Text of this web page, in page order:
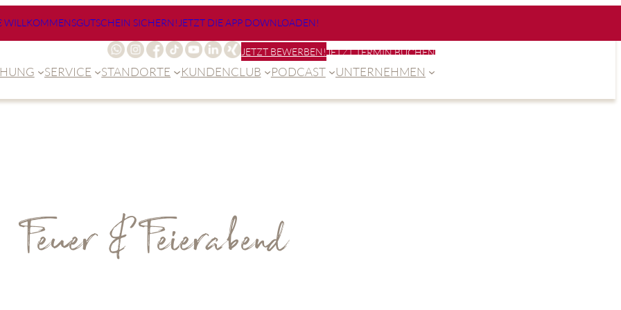
WILLKOMMENSGUTSCHEIN SICHERN! JETZT DIE APP DOWNLOADEN!
JETZT BEWERBEN!JETZT TERMIN BUCHEN
SERVICE STANDORTE KUNDENCLUB PODCAST UNTERNEHMEN
Feuer & Feierabend